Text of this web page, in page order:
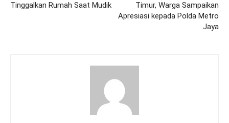
Tinggalkan Rumah Saat Mudik
Timur, Warga Sampaikan
Apresiasi kepada Polda Metro
Jaya